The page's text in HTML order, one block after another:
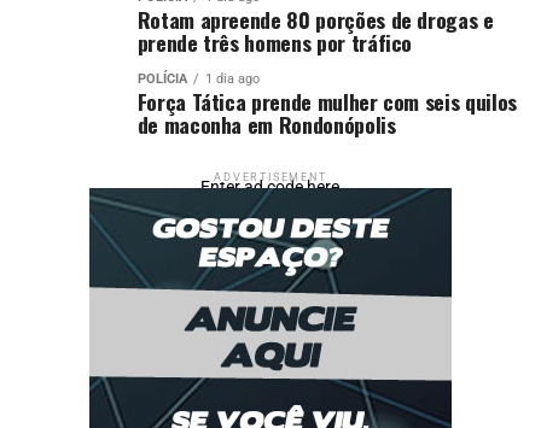
Rotam apreende 80 porções de drogas e
prende três homens por tráfico
POLÍCIA 1 dia ago
Força Tática prende mulher com seis quilos
de maconha em Rondonópolis
ADVERTISEMENT
Enter ad code here